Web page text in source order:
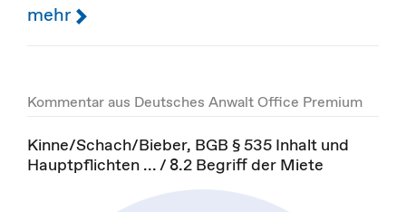
mehr
Kommentar aus Deutsches Anwalt Office Premium
Kinne/Schach/Bieber, BGB § 535 Inhalt und
Hauptpflichten ... / 8.2 Begriff der Miete